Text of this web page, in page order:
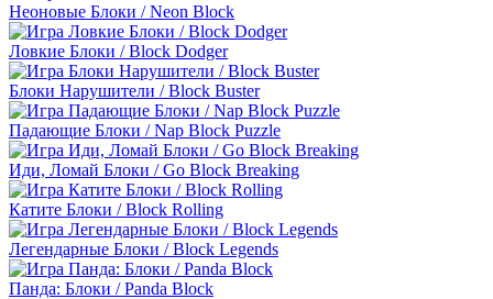
Неоновые Блоки / Neon Block
Ловкие Блоки / Block Dodger
Блоки Нарушители / Block Buster
Падающие Блоки / Nap Block Puzzle
Иди, Ломай Блоки / Go Block Breaking
Катите Блоки / Block Rolling
Легендарные Блоки / Block Legends
Панда: Блоки / Panda Block